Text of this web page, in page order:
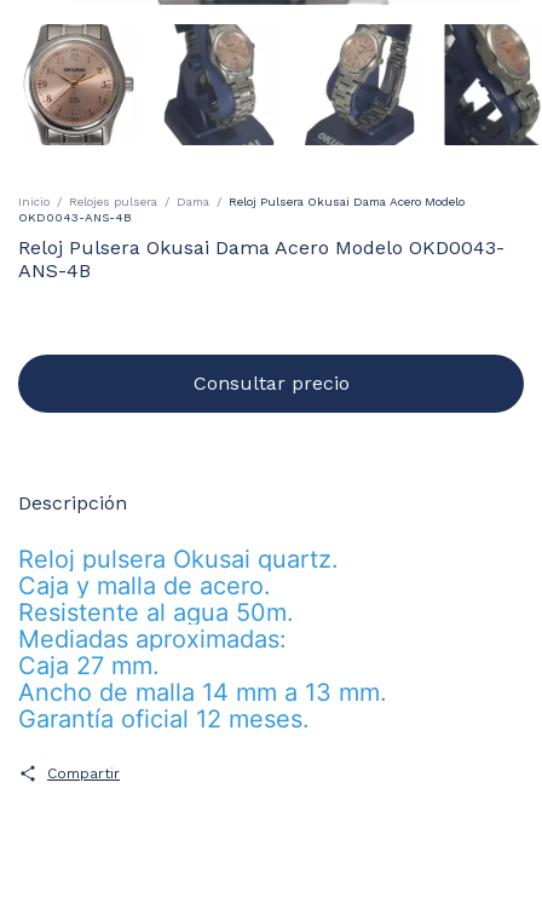
Inicio / Relojes pulsera / Dama /
Reloj Pulsera Okusai Dama Acero Modelo
OKD0043-ANS-4B
Reloj Pulsera Okusai Dama Acero Modelo OKD0043-
ANS-4B
Descripción
Reloj pulsera Okusai quartz.
Caja y malla de acero.
Resistente al agua 50m.
Mediadas aproximadas:
Caja 27 mm.
Ancho de malla 14 mm a 13 mm.
Garantía oficial 12 meses.
Compartir